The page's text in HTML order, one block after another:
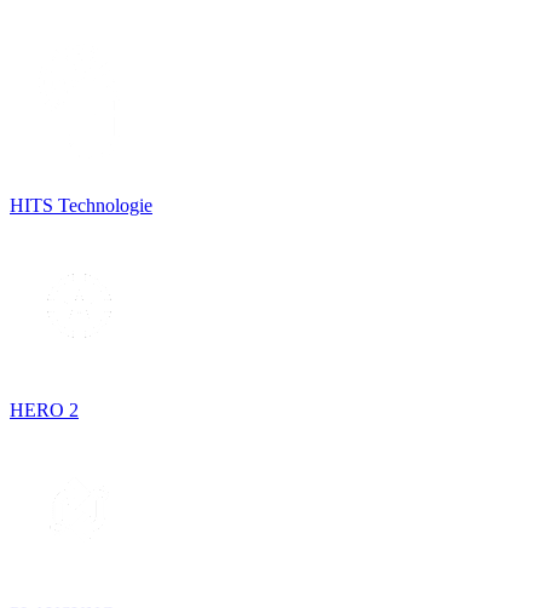
HITS Technologie
HERO 2